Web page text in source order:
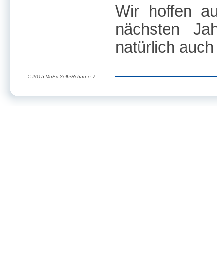
Wir hoffen
nächsten
natürlich
© 2015 MuEc Selb/Rehau e.V.